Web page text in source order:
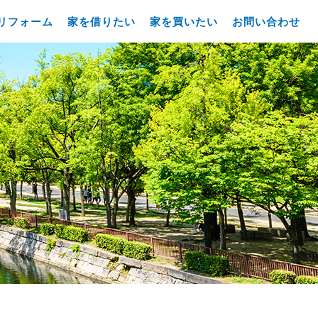
フォーム 家を借りたい 家を買いたい お問い合わせ